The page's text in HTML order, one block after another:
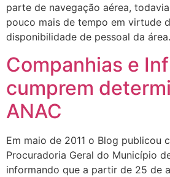
parte de navegação aérea,
pouco mais de tempo em virtude
disponibilidade de pessoal da
Companhias e
cumprem
ANAC
Em maio de 2011 o Blog publicou
Procuradoria Geral do Município
informando que a partir de 25 de